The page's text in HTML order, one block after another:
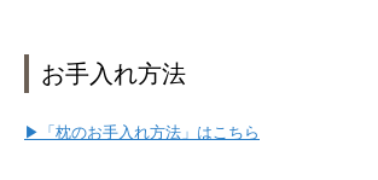
お手入れ方法
▶「枕のお手入れ方法」はこちら